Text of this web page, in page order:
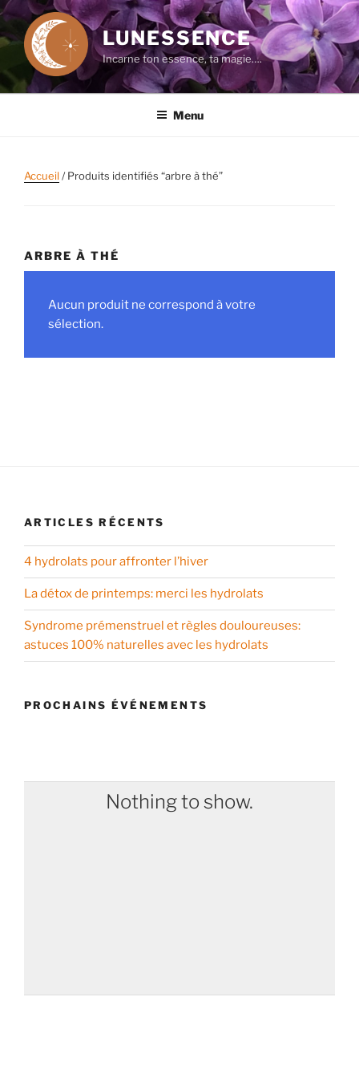
Aller
contenu
principal
LUNESSENCE
Incarne ton essence, ta magie….
Menu
Accueil/ Produits identifiés “arbre à thé”
ARBRE À THÉ
Aucun produit ne correspond à votre
sélection.
ARTICLES RÉCENTS
4 hydrolats pour affronter l’hiver
La détox de printemps: merci les hydrolats
Syndrome prémenstruel et règles douloureuses:
astuces 100% naturelles avec les hydrolats
PROCHAINS ÉVÉNEMENTS
Nothing to show.